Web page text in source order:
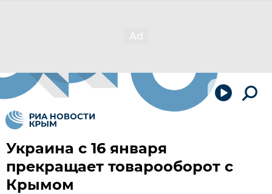
Украина с 16 января
прекращает товарооборот с
Крымом